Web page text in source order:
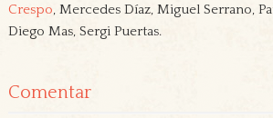
Crespo, Mercedes Díaz, Miguel Serrano,
Diego Mas, Sergi Puertas.
Comentar